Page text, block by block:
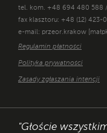
tel. kom. +48 694 480 588
fax klasztoru: +48 (12) 423-
e-mail: przeor.krakow
Regulamin płatności
Polityka prywatności
Zasady zgłaszania intencji
"Głoście